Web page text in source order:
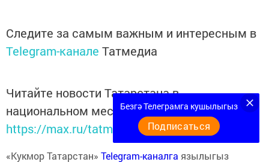
Следите за самым важным и интересным в
Telegram-канале Татмедиа
Читайте новости Татарстана в
национальном мессенджере MАХ:
https://max.ru/tatmedia
«Кукмор Татарстан» Telegram-каналга язылыгыз
Безгә Телеграмга кушылыгыз
Подписаться